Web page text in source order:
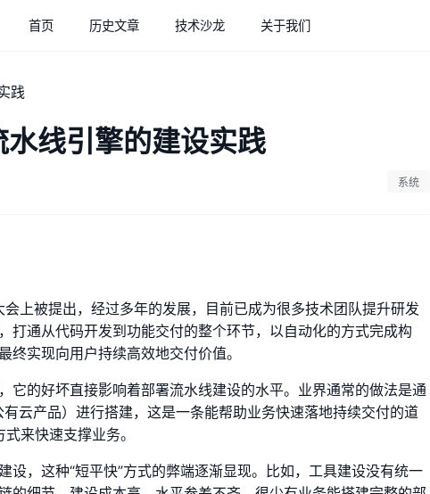
首页 历史文章 技术沙龙 关于我们
线引擎的建设实践
系统
上被提出，经过多年的发展，目前已成为很多技术团队提升研发
打通从代码开发到功能交付的整个环节，以自动化的方式完成构
实现向用户持续高效地交付价值。
它的好坏直接影响着部署流水线建设的水平。业界通常的做法是通
云产品）进行搭建，这是一条能帮助业务快速落地持续交付的道
来快速支撑业务。
设，这种“短平快”方式的弊端逐渐显现。比如，工具建设没有统一